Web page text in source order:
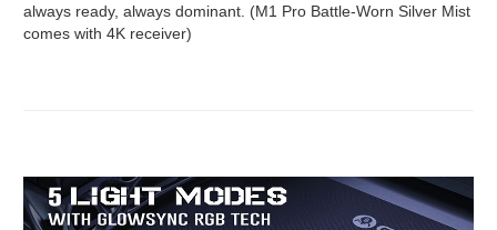
always ready, always dominant. (M1 Pro Battle-Worn Silver Mist
comes with 4K receiver)